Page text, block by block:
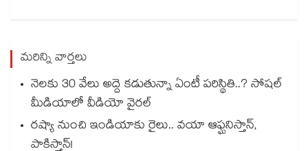
మరిన్ని వార్తలు
నెలకు 30 వేలు అద్దె కడుతున్నా ఏంటీ పరిస్థితి..? సోషల్
మీడియాలో వీడియో వైరల్
రష్యా నుంచి ఇండియాకు రైలు.. వయా ఆఫ్ఘనిస్తాన్,
పాకిస్తాన్!